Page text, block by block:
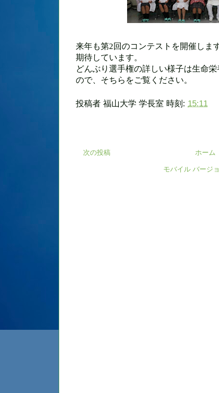
来年も第2回のコンテストを開催しま
期待しています。
どんぶり選手権の詳しい様子は生命
ので、そちらをご覧ください。
投稿者 福山大学 学長室 時刻: 15:11
次の投稿 ホーム
モバイル バージ